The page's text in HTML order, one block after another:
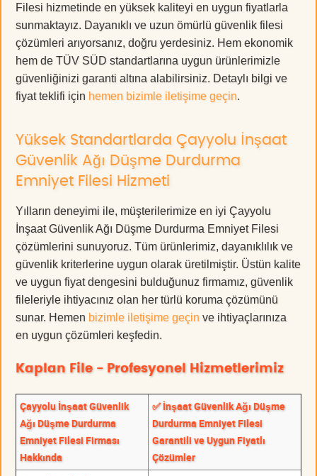
Filesi hizmetinde en yüksek kaliteyi en uygun fiyatlarla
sunmaktayız. Dayanıklı ve uzun ömürlü güvenlik filesi
çözümleri arıyorsanız, doğru yerdesiniz. Hem ekonomik
hem de TÜV SÜD standartlarına uygun ürünlerimizle
güvenliğinizi garanti altına alabilirsiniz. Detaylı bilgi ve
fiyat teklifi için hemen bizimle iletişime geçin.
Yüksek Standartlarda Çayyolu İnşaat
Güvenlik Ağı Düşme Durdurma
Emniyet Filesi Hizmeti
Yılların deneyimi ile, müşterilerimize en iyi Çayyolu
İnşaat Güvenlik Ağı Düşme Durdurma Emniyet Filesi
çözümlerini sunuyoruz. Tüm ürünlerimiz, dayanıklılık ve
güvenlik kriterlerine uygun olarak üretilmiştir. Üstün kalite
ve uygun fiyat dengesini bulduğunuz firmamız, güvenlik
fileleriyle ihtiyacınız olan her türlü koruma çözümünü
sunar. Hemen bizimle iletişime geçin ve ihtiyaçlarınıza
en uygun çözümleri keşfedin.
Kaplan File - Profesyonel Hizmetlerimiz
Çayyolu İnşaat Güvenlik
Ağı Düşme Durdurma
Emniyet Filesi Firması
Hakkında
✅ İnşaat Güvenlik Ağı Düşme
Durdurma Emniyet Filesi
Garantili ve Uygun Fiyatlı
Çözümler